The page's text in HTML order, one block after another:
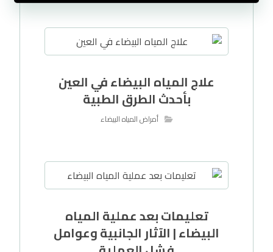
علاج المياه البيضاء في العين
بأحدث الطرق الطبية
أمراض المياه البيضاء
تعليمات بعد عملية المياه
البيضاء | الآثار الجانبية وعوامل